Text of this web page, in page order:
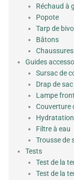
Réchaud à
Popote
Tarp de
Bâtons
Guides
Sursac de
Drap de sac
Lampe
Couverture
Hydratation
Filtre à eau
Trousse de
Tests
Test de la
Test de la